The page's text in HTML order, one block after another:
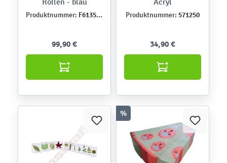
Produktnummer: F613504-0-02
99,90 €
Produktnummer: 571250
34,90 €
%